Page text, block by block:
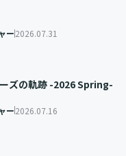
ー2026.07.31
ズの軌跡 -2026 Spring-
ー2026.07.16